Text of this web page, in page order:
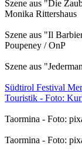
Szene aus "Die
Monika Rittershaus
Szene aus "Il
Poupeney / OnP
Szene aus
Südtirol Festival
Touristik - Foto:
Taormina - Foto:
Taormina - Foto: